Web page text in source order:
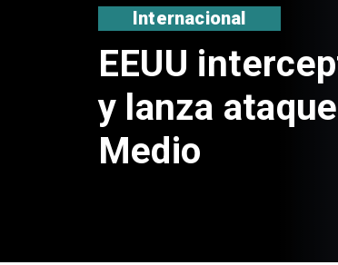
EEUU
y lanza
Medio
Internacional